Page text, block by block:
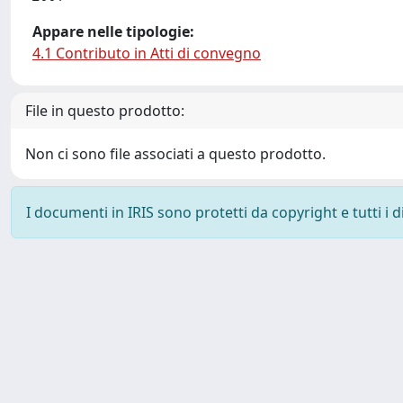
Appare nelle tipologie:
4.1 Contributo in Atti di convegno
File in questo prodotto:
Non ci sono file associati a questo prodotto.
I documenti in IRIS sono protetti da copyright e tutti i